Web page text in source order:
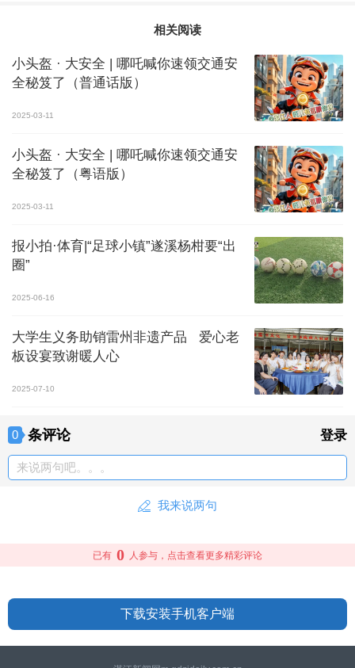
相关阅读
小头盔 · 大安全 | 哪吒喊你速领交通安
全秘笈了（普通话版）
2025-03-11
小头盔 · 大安全 | 哪吒喊你速领交通安
全秘笈了（粤语版）
2025-03-11
报小拍·体育|“足球小镇”遂溪杨柑要“出
圈”
2025-06-16
大学生义务助销雷州非遗产品 爱心老
板设宴致谢暖人心
2025-07-10
0 条评论 登录
来说两句吧。。。
我来说两句
已有 0 人参与，点击查看更多精彩评论
下载安装手机客户端